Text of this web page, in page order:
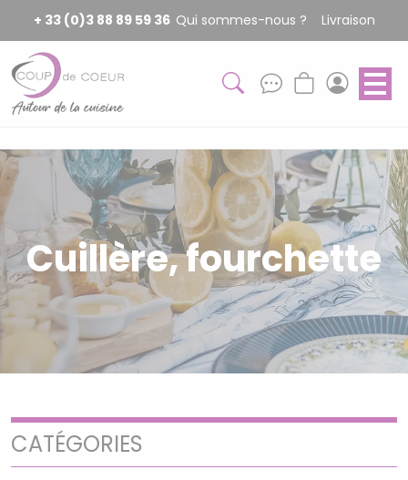
+ 33 (0)3 88 89 59 36 Qui sommes-nous ? Livraison
Cuillère, fourchette
CATÉGORIES
Panneau de gestion des cookies